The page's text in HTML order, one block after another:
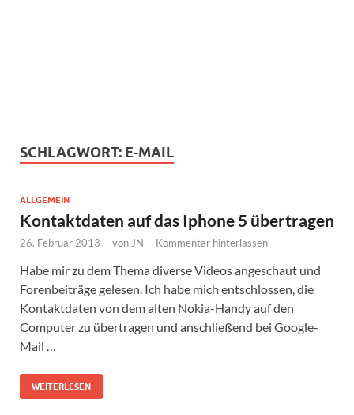
SCHLAGWORT: E-MAIL
ALLGEMEIN
Kontaktdaten auf das Iphone 5 übertragen
26. Februar 2013 - von JN - Kommentar hinterlassen
Habe mir zu dem Thema diverse Videos angeschaut und
Forenbeiträge gelesen. Ich habe mich entschlossen, die
Kontaktdaten von dem alten Nokia-Handy auf den
Computer zu übertragen und anschließend bei Google-
Mail …
WEITERLESEN